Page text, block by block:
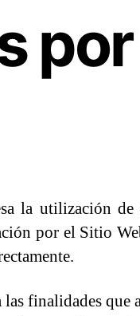
la utilización
por el Sitio
finalidades que